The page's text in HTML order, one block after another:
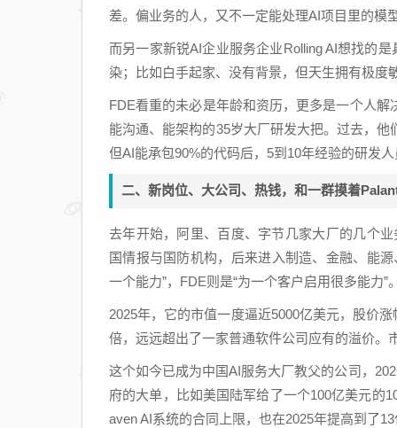
差。偏业务的人，又不一定能处理AI项目里的模
而另一家新锐AI企业服务企业Rolling AI想找的
染；比如白手起家、没有背景，但天生拥有极度
FDE看重的未必是年龄和资历，更多是一个人
能沟通、能架构的35岁大厂研发大把。过去，
但AI能承包90%的代码后，5到10年经验的研发
二、新岗位、大公司、热钱，和一群摸着
去年开始，阿里、百度、字节几家大厂的几个
国情报与国防机构，后来进入制造、金融、能
一个能力”，FDE则是“为一个客户启用很多能力”
2025年，它的市值一度逼近5000亿美元，股价
倍，远远超出了一家普通软件公司应有的溢价。
这个如今已成为中国AI服务大厂教父的公司，
府的大单，比如美国陆军给了一个100亿美元的
aven AI系统的合同上限，也在2025年提高到了